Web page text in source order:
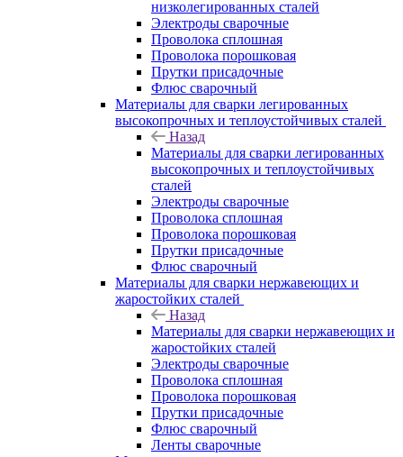
низколегированных сталей
Электроды сварочные
Проволока сплошная
Проволока порошковая
Прутки присадочные
Флюс сварочный
Материалы для сварки легированных
высокопрочных и теплоустойчивых сталей
Назад
Материалы для сварки легированных
высокопрочных и теплоустойчивых
сталей
Электроды сварочные
Проволока сплошная
Проволока порошковая
Прутки присадочные
Флюс сварочный
Материалы для сварки нержавеющих и
жаростойких сталей
Назад
Материалы для сварки нержавеющих и
жаростойких сталей
Электроды сварочные
Проволока сплошная
Проволока порошковая
Прутки присадочные
Флюс сварочный
Ленты сварочные